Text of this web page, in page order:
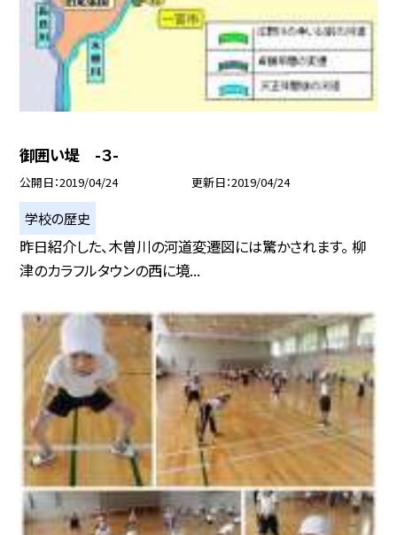
御囲い堤 -３-
公開日 2019/04/24 更新日 2019/04/24
学校の歴史
昨日紹介した、木曽川の河道変遷図には驚かされます。 柳
津のカラフルタウンの西に境...